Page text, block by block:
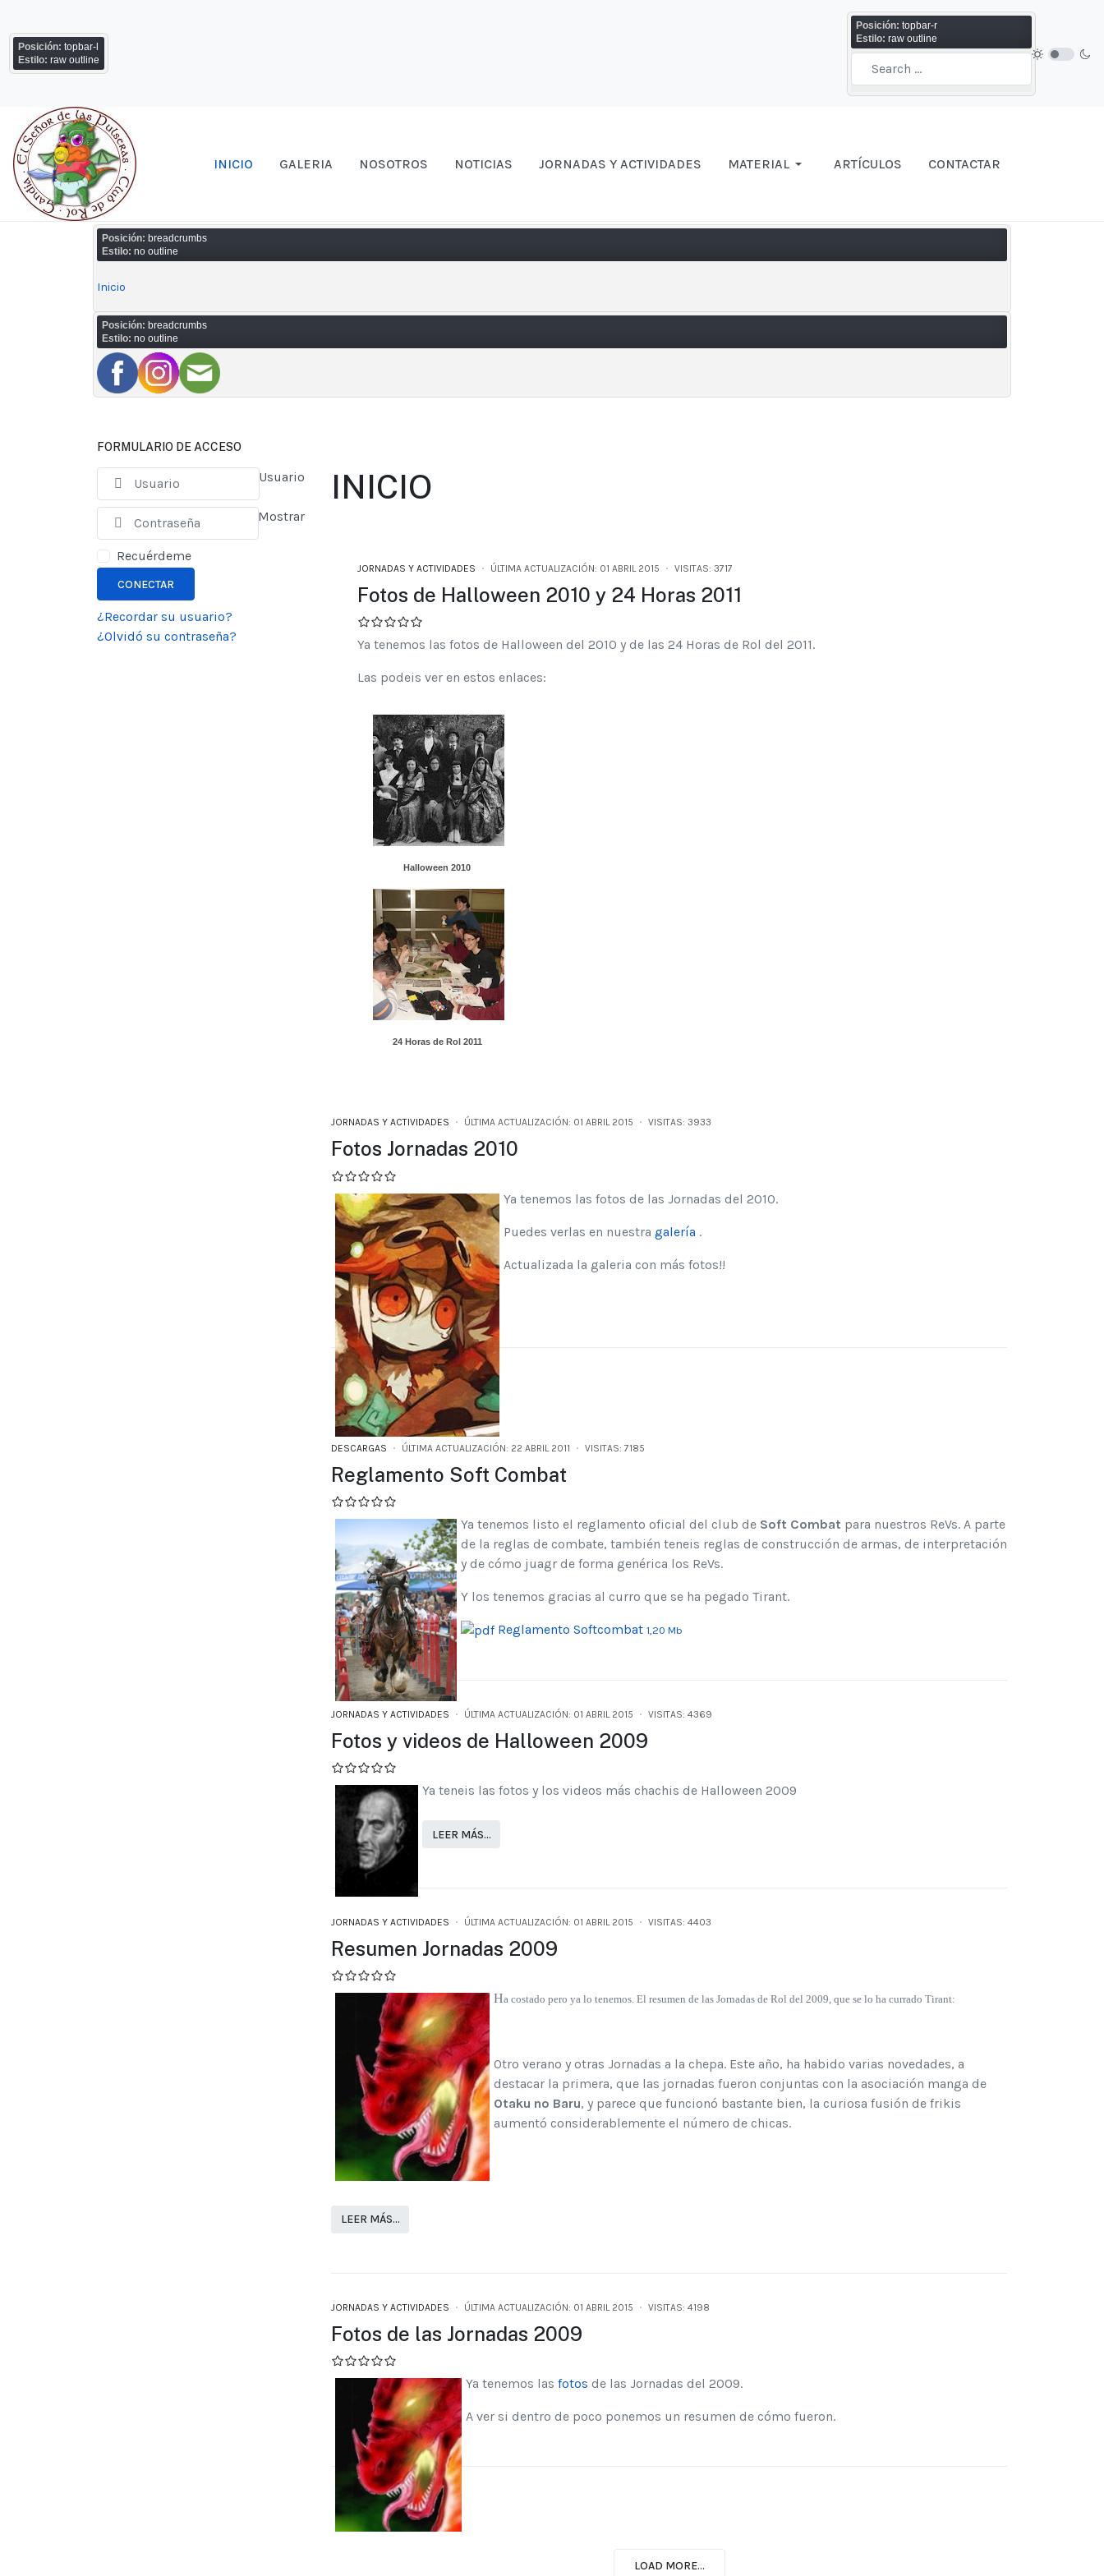
Posición: topbar-l
Estilo: raw outline
Posición: topbar-r
Estilo: raw outline
INICIO GALERIA NOSOTROS NOTICIAS JORNADAS Y ACTIVIDADES MATERIAL ARTÍCULOS CONTACTAR
Posición: breadcrumbs
Estilo: no outline
Inicio
Posición: breadcrumbs
Estilo: no outline
INICIO
JORNADAS Y ACTIVIDADES ÚLTIMA ACTUALIZACIÓN: 01 ABRIL 2015 VISITAS: 3717
Fotos de Halloween 2010 y 24 Horas 2011
Ya tenemos las fotos de Halloween del 2010 y de las 24 Horas de Rol del 2011.
Las podeis ver en estos enlaces:
Halloween 2010
24 Horas de Rol 2011
JORNADAS Y ACTIVIDADES ÚLTIMA ACTUALIZACIÓN: 01 ABRIL 2015 VISITAS: 3933
Fotos Jornadas 2010
Ya tenemos las fotos de las Jornadas del 2010.
Puedes verlas en nuestra galería .
Actualizada la galeria con más fotos!!
DESCARGAS ÚLTIMA ACTUALIZACIÓN: 22 ABRIL 2011 VISITAS: 7185
Reglamento Soft Combat
Ya tenemos listo el reglamento oficial del club de Soft Combat para nuestros ReVs. A parte
de la reglas de combate, también teneis reglas de construcción de armas, de interpretación
y de cómo juagr de forma genérica los ReVs.
Y los tenemos gracias al curro que se ha pegado Tirant.
Reglamento Softcombat 1,20 Mb
JORNADAS Y ACTIVIDADES ÚLTIMA ACTUALIZACIÓN: 01 ABRIL 2015 VISITAS: 4369
Fotos y videos de Halloween 2009
Ya teneis las fotos y los videos más chachis de Halloween 2009
LEER MÁS…
JORNADAS Y ACTIVIDADES ÚLTIMA ACTUALIZACIÓN: 01 ABRIL 2015 VISITAS: 4403
Resumen Jornadas 2009
Ha costado pero ya lo tenemos. El resumen de las Jornadas de Rol del 2009, que se lo ha currado Tirant:
Otro verano y otras Jornadas a la chepa. Este año, ha habido varias novedades, a
destacar la primera, que las jornadas fueron conjuntas con la asociación manga de
Otaku no Baru, y parece que funcionó bastante bien, la curiosa fusión de frikis
aumentó considerablemente el número de chicas.
LEER MÁS…
JORNADAS Y ACTIVIDADES ÚLTIMA ACTUALIZACIÓN: 01 ABRIL 2015 VISITAS: 4198
Fotos de las Jornadas 2009
Ya tenemos las fotos de las Jornadas del 2009.
A ver si dentro de poco ponemos un resumen de cómo fueron.
LOAD MORE...
FORMULARIO DE ACCESO
Usuario
Mostrar
Recuérdeme
CONECTAR
¿Recordar su usuario?
¿Olvidó su contraseña?